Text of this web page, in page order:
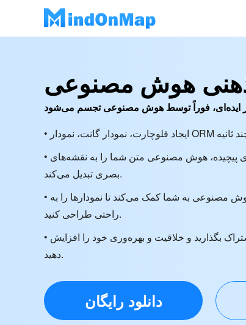
هوش مصنوعی
ایده‌ای، فوراً توسط هوش مصنوعی تجسم می‌شود
• از یادداشت‌های ساده گرفته تا نمودارهای پیچیده، هوش مصنوعی متن شما را به نقشه‌های
بصری تبدیل می‌کند.
• گردش کار خود را کنترل کنید: چت هوش مصنوعی به شما کمک می‌کند تا نمودارها را به
راحتی طراحی کنید.
• ایده‌های خود را با یک کلیک تجسم و به اشتراک بگذارید و خلاقیت و بهره‌وری خود را افزایش
دهید.
دانلود رایگان